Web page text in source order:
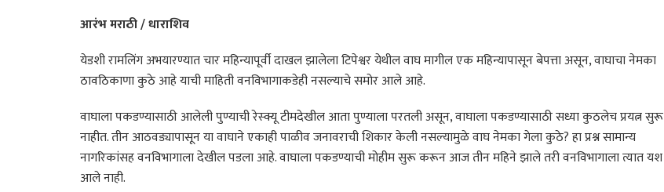
आरंभ मराठी / धाराशिव
येडशी रामलिंग अभयारण्यात चार महिन्यापूर्वी दाखल झालेला टिपेश्वर येथील वाघ मागील एक महिन्यापासून बेपत्ता असून, वाघाचा नेमका
ठावठिकाणा कुठे आहे याची माहिती वनविभागाकडेही नसल्याचे समोर आले आहे.
वाघाला पकडण्यासाठी आलेली पुण्याची रेस्क्यू टीमदेखील आता पुण्याला परतली असून, वाघाला पकडण्यासाठी सध्या कुठलेच प्रयत्न सुरू
नाहीत. तीन आठवड्यापासून या वाघाने एकाही पाळीव जनावराची शिकार केली नसल्यामुळे वाघ नेमका गेला कुठे? हा प्रश्न सामान्य
नागरिकांसह वनविभागाला देखील पडला आहे. वाघाला पकडण्याची मोहीम सुरू करून आज तीन महिने झाले तरी वनविभागाला त्यात यश
आले नाही.